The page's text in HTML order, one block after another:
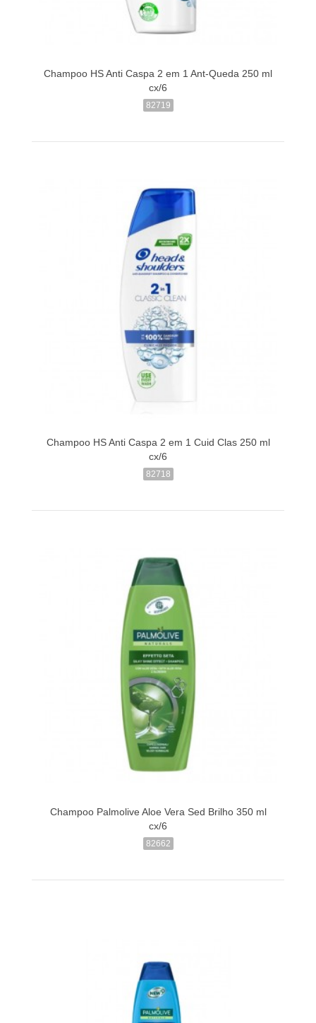
Champoo HS Anti Caspa 2 em 1 Ant-Queda 250 ml
cx/6
82719
Champoo HS Anti Caspa 2 em 1 Cuid Clas 250 ml
cx/6
82718
Champoo Palmolive Aloe Vera Sed Brilho 350 ml
cx/6
82662